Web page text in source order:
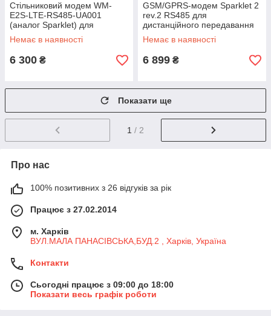
Стільниковий модем WM-
E2S-LTE-RS485-UA001
(аналог Sparklet) для
лічильників ITRON SL7000
Smart, АСЕ6000, ЕМ620
Немає в наявності
6 300 ₴
GSM/GPRS-модем Sparklet 2
rev.2 RS485 для
дистанційного передавання
даних лічильників ACE6000,
SL7000 ITRON (Actaris)
Немає в наявності
6 899 ₴
Показати ще
1 / 2
Про нас
100% позитивних з 26 відгуків за рік
Працює з 27.02.2014
м. Харків
ВУЛ.МАЛА ПАНАСІВСЬКА,БУД.2 , Харків, Україна
Контакти
Сьогодні працює з 09:00 до 18:00
Показати весь графік роботи